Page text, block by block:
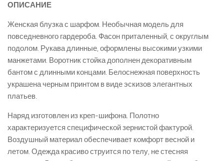
ОПИСАНИЕ
Женская блузка с шарфом. Необычная модель для
повседневного гардероба. Фасон приталенный, с округлым
подолом. Рукава длинные, оформлены высокими узкими
манжетами. Воротник стойка дополнен декоративным
бантом с длинными концами. Белоснежная поверхность
украшена черным принтом в виде эскизов элегантных
платьев.
Наряд изготовлен из креп-шифона. Полотно
характеризуется специфической зернистой фактурой.
Воздушный материал обеспечивает комфорт весной и
летом. Одежда красиво струится по телу, не стесняя